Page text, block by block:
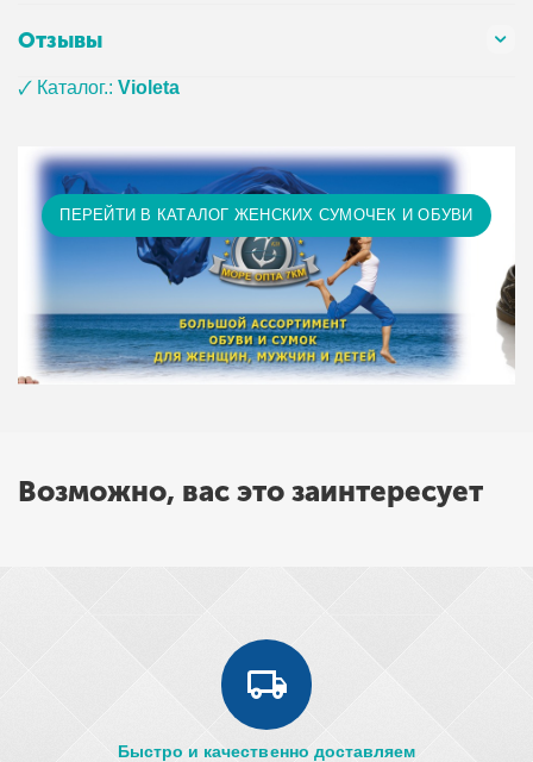
Отзывы
🗸 Каталог.:Violeta
ПЕРЕЙТИ В КАТАЛОГ ЖЕНСКИХ СУМОЧЕК И ОБУВИ
Возможно, вас это заинтересует
Быстро и качественно доставляем